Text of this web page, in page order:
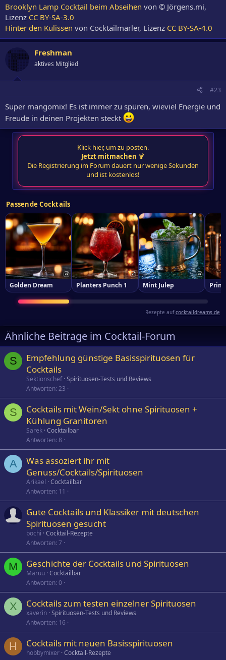
Brooklyn Lamp Cocktail beim Abseihen von © Jörgens.mi,
Lizenz CC BY-SA-3.0
Hinter den Kulissen von Cocktailmarler, Lizenz CC BY-SA-4.0
Freshman
aktives Mitglied
#23
Super mangomix! Es ist immer zu spüren, wieviel Energie und
Freude in deinen Projekten steckt
Klick hier, um zu posten.
Jetzt mitmachen 🍹
Die Registrierung im Forum dauert nur wenige Sekunden
und ist kostenlos!
Passende Cocktails
Golden Dream Planters Punch 1 Mint Julep
Rezepte aufcocktaildreams.de
Ähnliche Beiträge im Cocktail-Forum
S
Empfehlung günstige Basisspirituosen für
Cocktails
Sektionschef Spirituosen-Tests und Reviews
Antworten 23
S
Cocktails mit Wein/Sekt ohne Spirituosen +
Kühlung Granitoren
Sarek Cocktailbar
Antworten 8
A
Was assoziert ihr mit
Genuss/Cocktails/Spirituosen
Arikael Cocktailbar
Antworten 11
Gute Cocktails und Klassiker mit deutschen
Spirituosen gesucht
bochi Cocktail-Rezepte
Antworten 7
M Geschichte der Cocktails und Spirituosen
Maruu Cocktailbar
Antworten 0
X Cocktails zum testen einzelner Spirituosen
xaverin Spirituosen-Tests und Reviews
Antworten 16
H Cocktails mit neuen Basisspirituosen
hobbymixer Cocktail-Rezepte